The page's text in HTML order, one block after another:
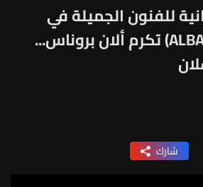
للفنون الجميلة في
جامعة البلمند (ALBA) تكرم ألان بروناس...
شارك